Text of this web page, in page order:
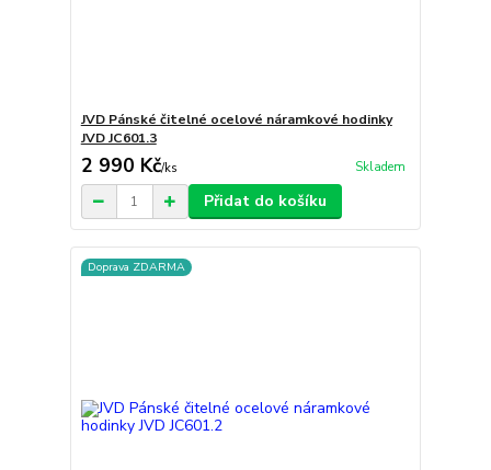
JVD Pánské čitelné ocelové náramkové hodinky
JVD JC601.3
2 990 Kč/ks Skladem
Přidat do košíku
Doprava ZDARMA